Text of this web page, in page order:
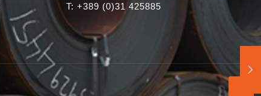
T: +389 (0)31 425885